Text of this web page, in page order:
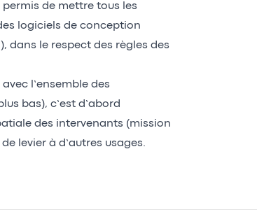
de mettre tous les
logiciels de conception
dans le respect des règles des
l’ensemble des
bas), c’est d’abord
des intervenants (mission
levier à d’autres usages.